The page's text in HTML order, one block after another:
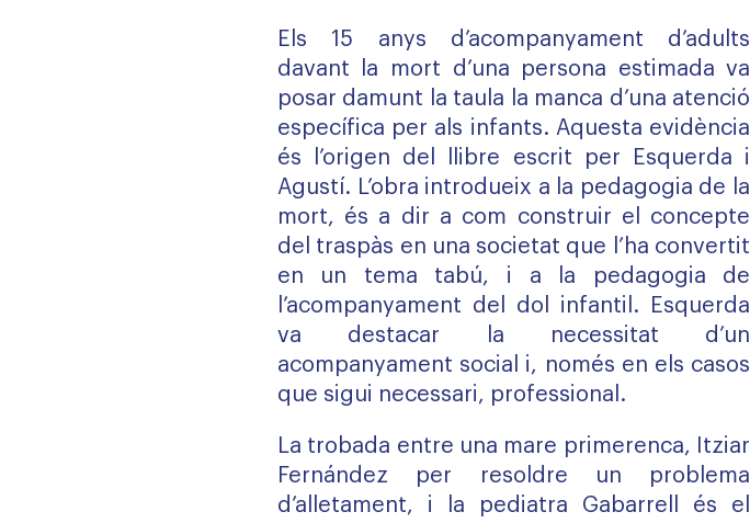
Els 15 anys d’acompanyament d’adults
davant la mort d’una persona estimada va
posar damunt la taula la manca d’una atenció
específica per als infants. Aquesta evidència
és l’origen del llibre escrit per Esquerda i
Agustí. L’obra introdueix a la pedagogia de la
mort, és a dir a com construir el concepte
del traspàs en una societat que l’ha convertit
en un tema tabú, i a la pedagogia de
l’acompanyament del dol infantil. Esquerda
va destacar la necessitat d’un
acompanyament social i, només en els casos
que sigui necessari, professional.
La trobada entre una mare primerenca, Itziar
Fernández per resoldre un problema
d’alletament, i la pediatra Gabarrell és el